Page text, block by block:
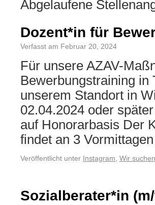
Abgelaufene
Dozent*in für
Verfasst am Februar 20, 2024
Für unsere AZAV-
Bewerbungstraining in
unserem Standort in
02.04.2024 oder
auf Honorarbasis Der
findet an 3
Veröffentlicht unter Instagram Wir
Sozialberater*in